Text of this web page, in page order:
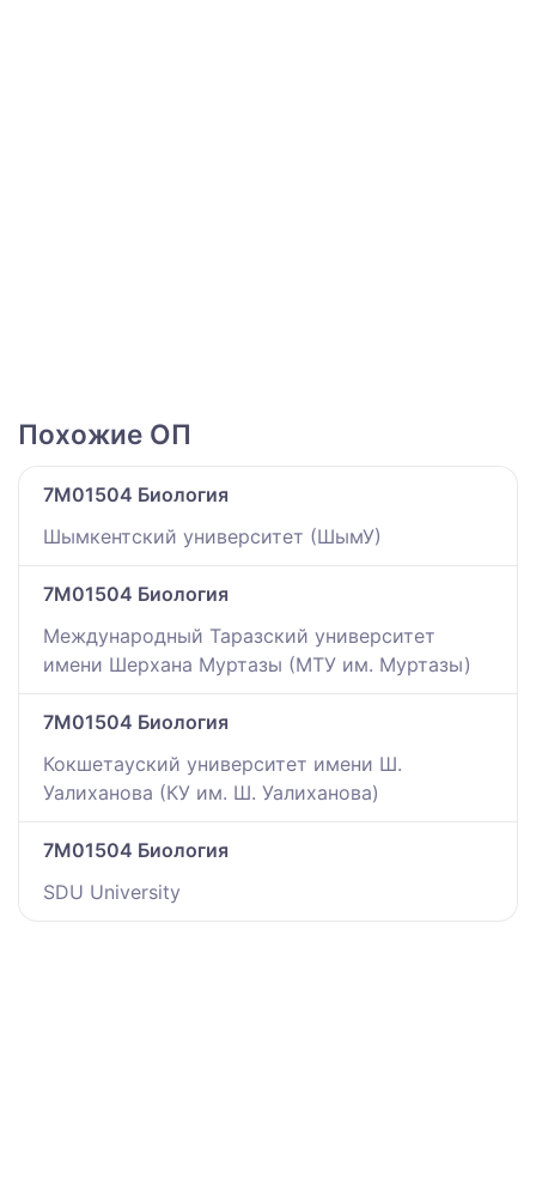
Похожие ОП
7M01504 Биология
Шымкентский университет (ШымУ)
7M01504 Биология
Международный Таразский университет
имени Шерхана Муртазы (МТУ им. Муртазы)
7M01504 Биология
Кокшетауский университет имени Ш.
Уалиханова (КУ им. Ш. Уалиханова)
7M01504 Биология
SDU University